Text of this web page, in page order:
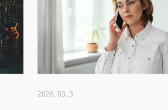
2026. 03. 3.